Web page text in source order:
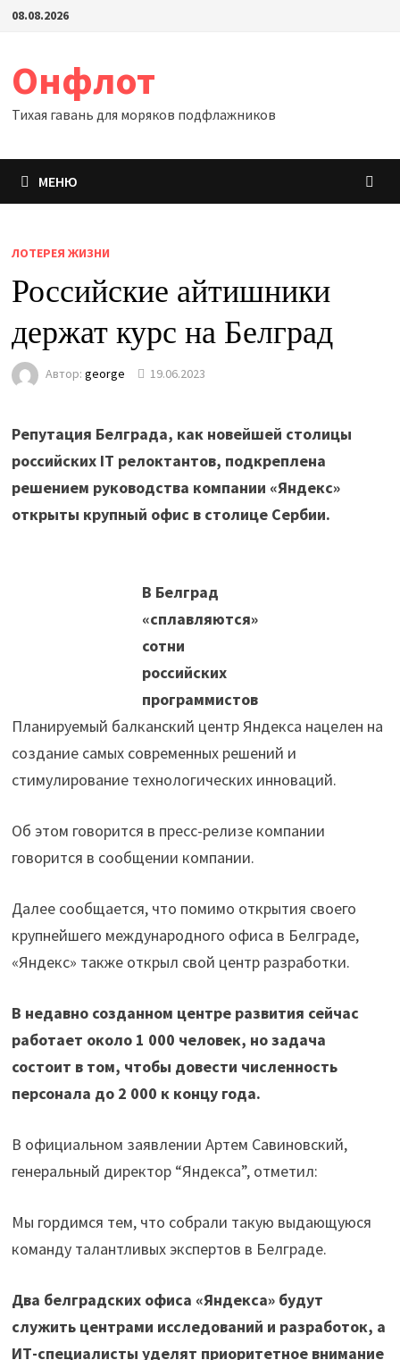
Перейти
08.08.2026
Онфлот
Тихая гавань для моряков подфлажников
МЕНЮ
ЛОТЕРЕЯ ЖИЗНИ
Российские айтишники
держат курс на Белград
Автор: george 19.06.2023
Репутация Белграда, как новейшей столицы
российских IT релоктантов, подкреплена
решением руководства компании «Яндекс»
открыты крупный офис в столице Сербии.
В Белград
«сплавляются»
сотни
российских
программистов
Планируемый балканский центр Яндекса нацелен на
создание самых современных решений и
стимулирование технологических инноваций.
Об этом говорится в пресс-релизе компании
говорится в сообщении компании.
Далее сообщается, что помимо открытия своего
крупнейшего международного офиса в Белграде,
«Яндекс» также открыл свой центр разработки.
В недавно созданном центре развития сейчас
работает около 1 000 человек, но задача
состоит в том, чтобы довести численность
персонала до 2 000 к концу года.
В официальном заявлении Артем Савиновский,
генеральный директор “Яндекса”, отметил:
Мы гордимся тем, что собрали такую выдающуюся
команду талантливых экспертов в Белграде.
Два белградских офиса «Яндекса» будут
служить центрами исследований и разработок, а
ИТ-специалисты уделят приоритетное внимание